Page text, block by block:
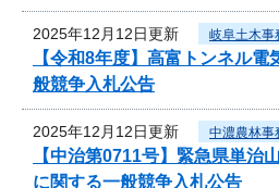
2025年12月12日更新 岐阜土木事
【令和8年度】高富トンネル
般競争入札公告
2025年12月12日更新 中濃農林事
【中治第0711号】緊急県単
に関する一般競争入札公告